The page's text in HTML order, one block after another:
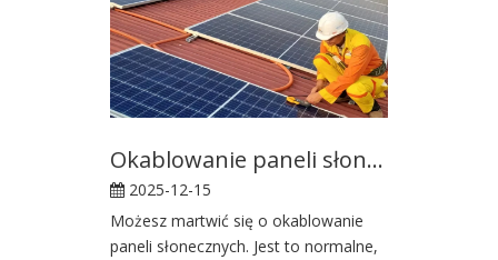
Okablowanie paneli słonecznych krok po kroku dla początkujących
2025-12-15
Możesz martwić się o okablowanie
paneli słonecznych. Jest to normalne,